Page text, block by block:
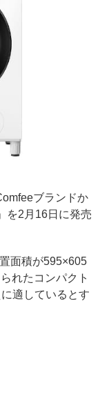
ブランドか
を2月16日に発売
面積が595×605
れたコンパクト
適しているとす